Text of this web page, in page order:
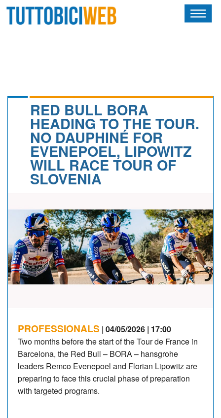
CALENDARIO
ALBI D'ORO
NEWSLETTER
RED BULL BORA
HEADING TO THE TOUR.
NO DAUPHINÉ FOR
EVENEPOEL, LIPOWITZ
WILL RACE TOUR OF
SLOVENIA
PROFESSIONALS | 04/05/2026 | 17:00
Two months before the start of the Tour de France in
Barcelona, the Red Bull – BORA – hansgrohe
leaders Remco Evenepoel and Florian Lipowitz are
preparing to face this crucial phase of preparation
with targeted programs.